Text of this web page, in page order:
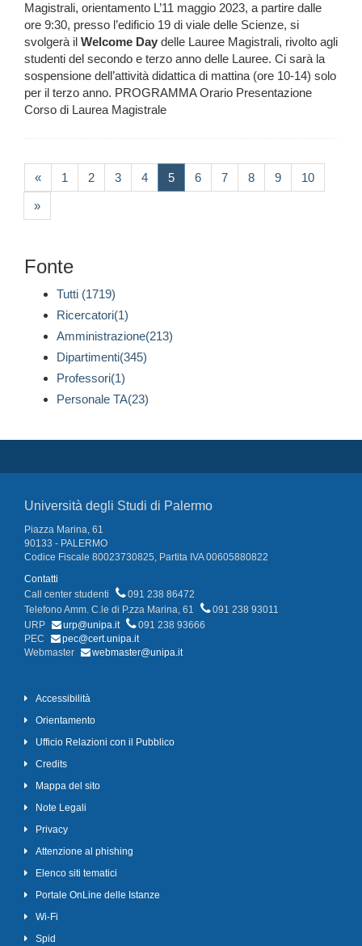
Magistrali, orientamento L’11 maggio 2023, a partire dalle
ore 9:30, presso l’edificio 19 di viale delle Scienze, si
svolgerà il Welcome Day delle Lauree Magistrali, rivolto agli
studenti del secondo e terzo anno delle Lauree. Ci sarà la
sospensione dell’attività didattica di mattina (ore 10-14) solo
per il terzo anno. PROGRAMMA Orario Presentazione
Corso di Laurea Magistrale
« 1 2 3 4 5(current)
6 7 8 9 10
»
Fonte
Tutti (1719)
Ricercatori(1)
Amministrazione(213)
Dipartimenti(345)
Professori(1)
Personale TA(23)
Università degli Studi di Palermo
Piazza Marina, 61
90133 - PALERMO
Codice Fiscale 80023730825, Partita IVA 00605880822
Contatti
Call center studenti
091 238 86472
Telefono Amm. C.le di P.zza Marina, 61
091 238 93011
URP
urp@unipa.it
091 238 93666
PEC
pec@cert.unipa.it
Webmaster
webmaster@unipa.it
Accessibilità
Orientamento
Ufficio Relazioni con il Pubblico
Credits
Mappa del sito
Note Legali
Privacy
Attenzione al phishing
Elenco siti tematici
Portale OnLine delle Istanze
Wi-Fi
Spid